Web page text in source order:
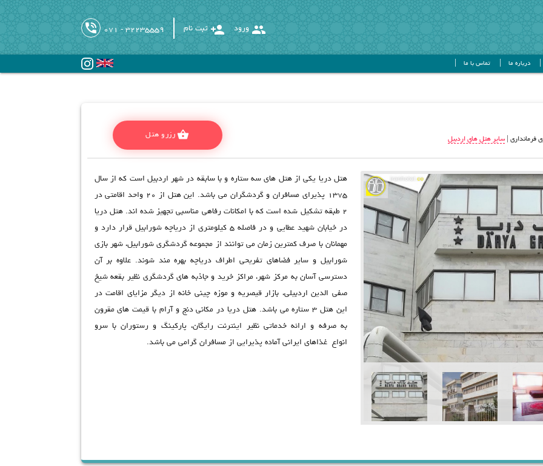
phone_in_talk 071 - 32235559 ثبت نام person_add ورود group
تماس با ما درباره ما
فرمانداری | سایر هتل های اردبیل shopping_basket رزرو هتل
هتل دریا یکی از هتل های سه ستاره و با سابقه در شهر اردبیل است که از سال
1375 پذیرای مسافران و گردشگران می باشد. این هتل از 20 واحد اقامتی در
2 طبقه تشکیل شده است که با امکانات رفاهی مناسبی تجهیز شده اند. هتل دریا
در خیابان شهید عطایی و در فاصله 5 کیلومتری از دریاچه شورابیل قرار دارد و
مهمانان با صرف کمترین زمان می توانند از ‌مجموعه گردشگری شورابیل، شهر بازی
شورابیل و سایر فضاهای تفریحی اطراف دریاچه بهره مند شوند. علاوه بر آن
دسترسی آسان به مرکز شهر، مراکز خرید و جاذبه های گردشگری نظیر بقعه شیخ
صفی الدین اردبیلی، بازار قیصریه و موزه چینی خانه از دیگر مزایای اقامت در
این هتل 3 ستاره می باشد. هتل دریا در مکانی دنج و آرام با قیمت های مقرون
به صرفه و ارائه خدماتی نظیر اینترنت رایگان، پارکینگ و رستوران با سرو
انواع غذاهای ایرانی آماده پذیرایی از مسافران گرامی می باشد.